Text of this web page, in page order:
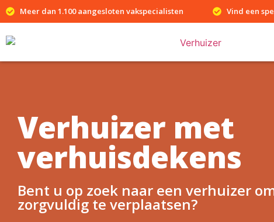
Meer dan 1.100 aangesloten vakspecialisten Vind een
Verhuizer met
verhuisdekens
Bent u op zoek naar een verhuizer
zorgvuldig te verplaatsen?